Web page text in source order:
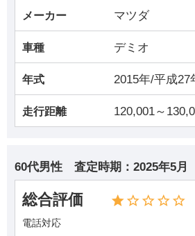
メーカー マツダ
車種 デミオ
年式 2015年/平成27
走行距離 120,001～
60代男性 査定時期： 2025年5月
総合評価
電話対応